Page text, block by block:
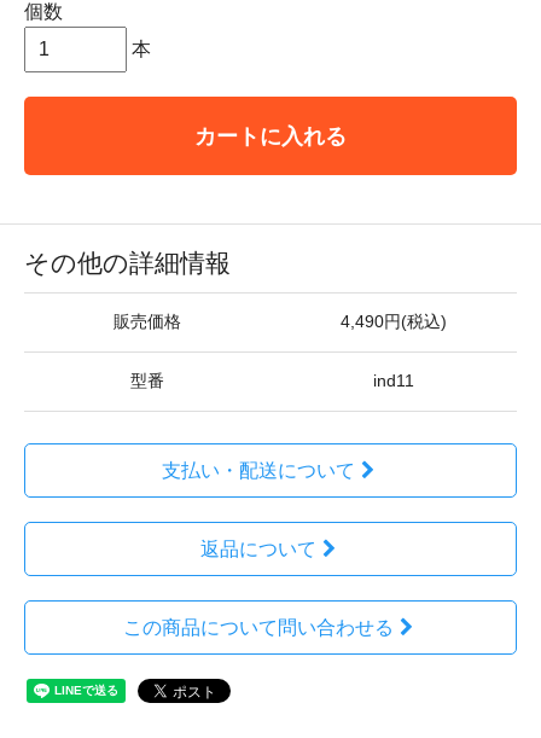
個数
本
カートに入れる
その他の詳細情報
販売価格 4,490円(税込)
型番 ind11
支払い・配送について
返品について
この商品について問い合わせる